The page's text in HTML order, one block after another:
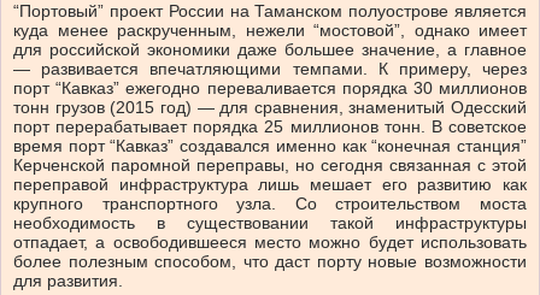
“Портовый” проект России на Таманском полуострове является
куда менее раскрученным, нежели “мостовой”, однако имеет
для российской экономики даже большее значение, а главное
— развивается впечатляющими темпами. К примеру, через
порт “Кавказ” ежегодно переваливается порядка 30 миллионов
тонн грузов (2015 год) — для сравнения, знаменитый Одесский
порт перерабатывает порядка 25 миллионов тонн. В советское
время порт “Кавказ” создавался именно как “конечная станция”
Керченской паромной переправы, но сегодня связанная с этой
переправой инфраструктура лишь мешает его развитию как
крупного транспортного узла. Со строительством моста
необходимость в существовании такой инфраструктуры
отпадает, а освободившееся место можно будет использовать
более полезным способом, что даст порту новые возможности
для развития.